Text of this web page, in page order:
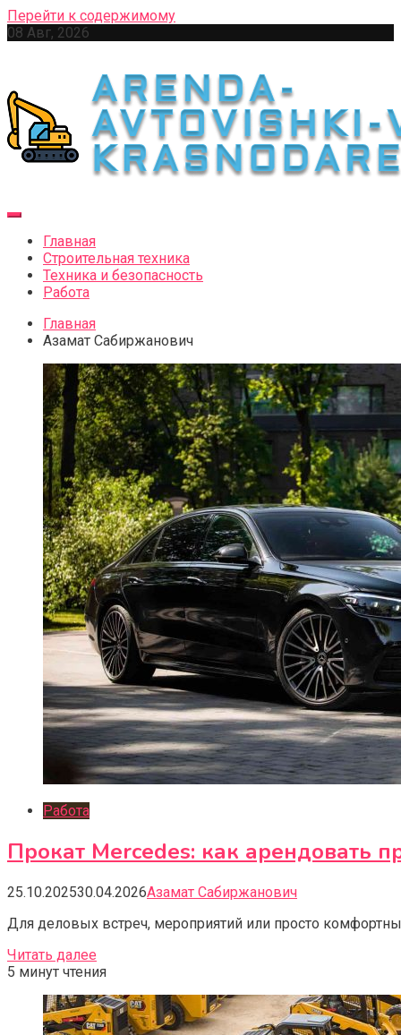
Перейти к содержимому
08 Авг, 2026
Главная
Строительная техника
Техника и безопасность
Работа
Главная
Азамат Сабиржанович
Работа
Прокат Mercedes: как арендовать
25.10.202530.04.2026Азамат Сабиржанович
Для деловых встреч, мероприятий или просто
Читать далее
5 минут чтения